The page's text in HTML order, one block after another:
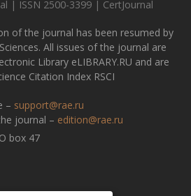
| ISSN 2500-3399 | CertJournal
of the journal has been resumed by
All issues of the journal are
Library eLIBRARY.RU and are
Citation Index RSCI
– support@rae.ru
journal – edition@rae.ru
box 47